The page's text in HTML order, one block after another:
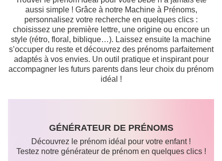
aussi simple ! Grâce à notre Machine à Prénoms,
personnalisez votre recherche en quelques clics :
choisissez une première lettre, une origine ou encore un
style (rétro, floral, biblique…). Laissez ensuite la machine
s’occuper du reste et découvrez des prénoms parfaitement
adaptés à vos envies. Un outil pratique et inspirant pour
accompagner les futurs parents dans leur choix du prénom
idéal !
GÉNÉRATEUR DE PRÉNOMS
Découvrez le prénom idéal pour votre enfant !
Testez notre générateur de prénom en quelques clics !